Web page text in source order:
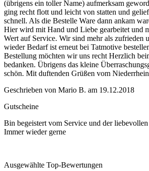
(übrigens ein toller Name) aufmerksam
ging recht flott und leicht von statten und
schnell. Als die Bestelle Ware dann ankam
Hier wird mit Hand und Liebe gearbeitet und
Wert auf Service. Wir sind mehr als zufrieden
wieder Bedarf ist erneut bei Tatmotive
Bestellung möchten wir uns recht Herzlich
bedanken. Übrigens das kleine
schön. Mit duftenden Grüßen vom Niederrhein
Geschrieben von Mario B. am 19.12.2018
Gutscheine
Bin begeistert vom Service und der
Immer wieder gerne
Ausgewählte Top-Bewertungen